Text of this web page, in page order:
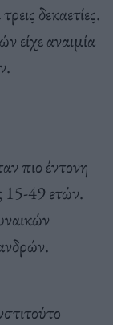
δεκαετίες.
είχε αναιμία
πιο έντονη
15-49 ετών.